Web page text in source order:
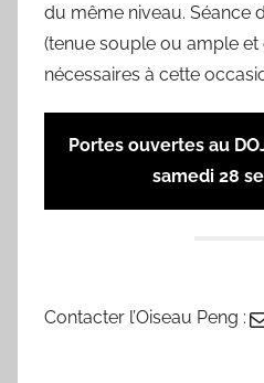
du même niveau. Séance
(tenue souple ou ample et
nécessaires à cette
Portes ouvertes au
samedi 28
Contacter l’Oiseau Peng :